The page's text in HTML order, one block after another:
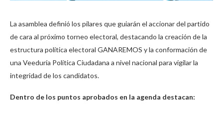
La asamblea definió los pilares que guiarán el accionar del partido
de cara al próximo torneo electoral, destacando la creación de la
estructura política electoral GANAREMOS y la conformación de
una Veeduría Política Ciudadana a nivel nacional para vigilar la
integridad de los candidatos.
Dentro de los puntos aprobados en la agenda destacan: